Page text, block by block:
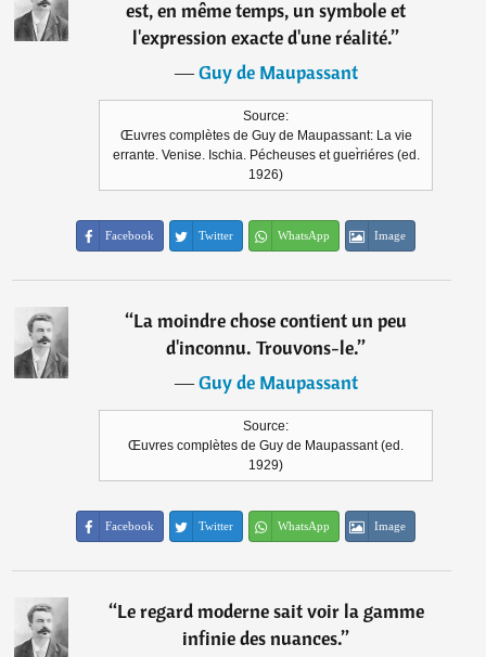
est, en même temps, un symbole et
l'expression exacte d'une réalité.”
―Guy de Maupassant
Source:
Œuvres complètes de Guy de Maupassant: La vie
errante. Venise. Ischia. Pécheuses et guer̀riéres (ed.
1926)
Facebook Twitter WhatsApp Image
“La moindre chose contient un peu
d'inconnu. Trouvons-le.”
―Guy de Maupassant
Source:
Œuvres complètes de Guy de Maupassant (ed.
1929)
Facebook Twitter WhatsApp Image
“Le regard moderne sait voir la gamme
infinie des nuances.”